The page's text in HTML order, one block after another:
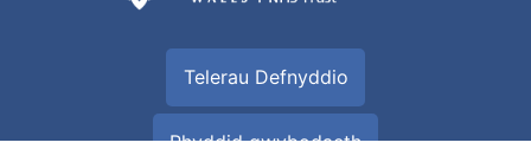
Telerau Defnyddio
Rhyddid gwybodaeth